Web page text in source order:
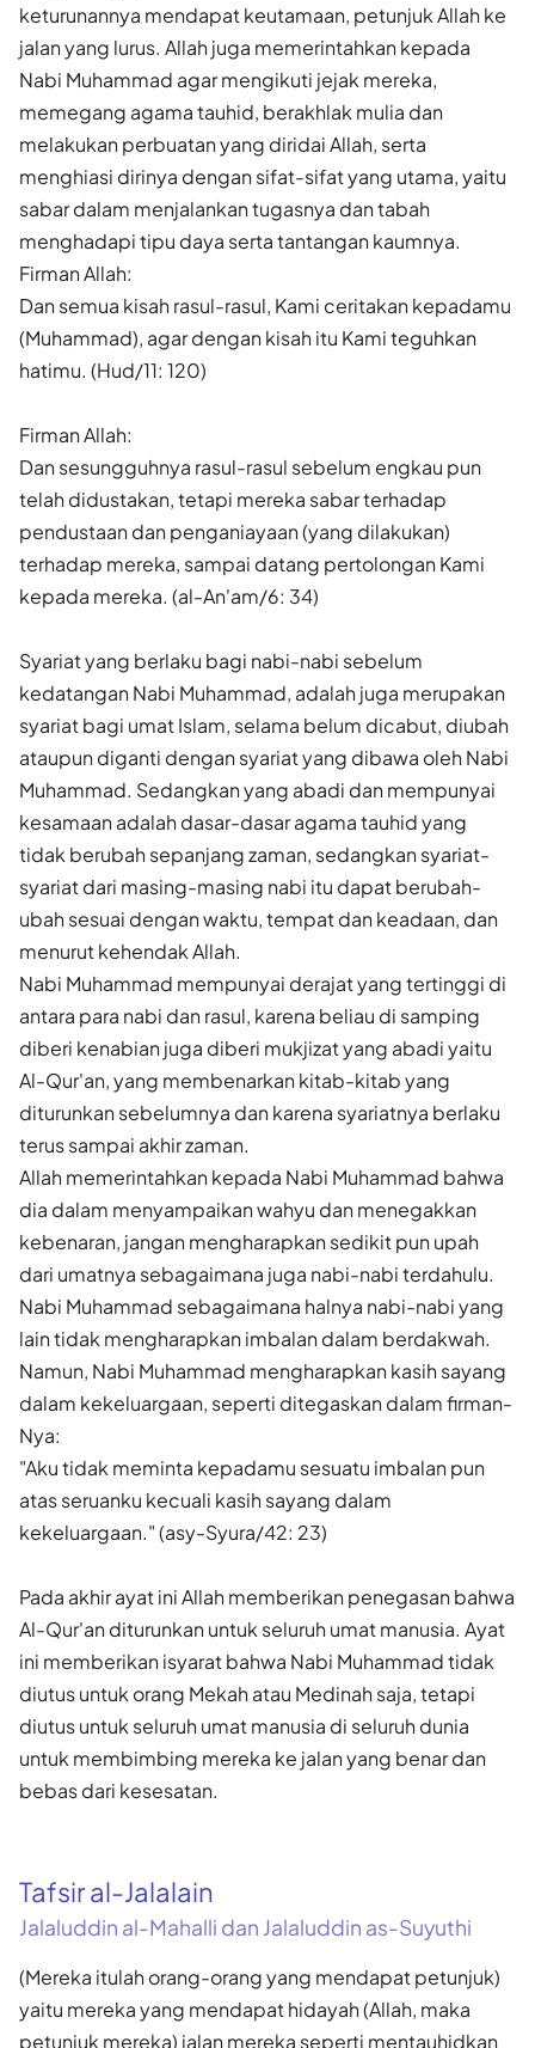
keturunannya mendapat keutamaan, petunjuk Allah ke
jalan yang lurus. Allah juga memerintahkan kepada
Nabi Muhammad agar mengikuti jejak mereka,
memegang agama tauhid, berakhlak mulia dan
melakukan perbuatan yang diridai Allah, serta
menghiasi dirinya dengan sifat-sifat yang utama, yaitu
sabar dalam menjalankan tugasnya dan tabah
menghadapi tipu daya serta tantangan kaumnya.
Firman Allah:
Dan semua kisah rasul-rasul, Kami ceritakan kepadamu
(Muhammad), agar dengan kisah itu Kami teguhkan
hatimu. (Hud/11: 120)
Firman Allah:
Dan sesungguhnya rasul-rasul sebelum engkau pun
telah didustakan, tetapi mereka sabar terhadap
pendustaan dan penganiayaan (yang dilakukan)
terhadap mereka, sampai datang pertolongan Kami
kepada mereka. (al-An'am/6: 34)
Syariat yang berlaku bagi nabi-nabi sebelum
kedatangan Nabi Muhammad, adalah juga merupakan
syariat bagi umat Islam, selama belum dicabut, diubah
ataupun diganti dengan syariat yang dibawa oleh Nabi
Muhammad. Sedangkan yang abadi dan mempunyai
kesamaan adalah dasar-dasar agama tauhid yang
tidak berubah sepanjang zaman, sedangkan syariat-
syariat dari masing-masing nabi itu dapat berubah-
ubah sesuai dengan waktu, tempat dan keadaan, dan
menurut kehendak Allah.
Nabi Muhammad mempunyai derajat yang tertinggi di
antara para nabi dan rasul, karena beliau di samping
diberi kenabian juga diberi mukjizat yang abadi yaitu
Al-Qur'an, yang membenarkan kitab-kitab yang
diturunkan sebelumnya dan karena syariatnya berlaku
terus sampai akhir zaman.
Allah memerintahkan kepada Nabi Muhammad bahwa
dia dalam menyampaikan wahyu dan menegakkan
kebenaran, jangan mengharapkan sedikit pun upah
dari umatnya sebagaimana juga nabi-nabi terdahulu.
Nabi Muhammad sebagaimana halnya nabi-nabi yang
lain tidak mengharapkan imbalan dalam berdakwah.
Namun, Nabi Muhammad mengharapkan kasih sayang
dalam kekeluargaan, seperti ditegaskan dalam firman-
Nya:
"Aku tidak meminta kepadamu sesuatu imbalan pun
atas seruanku kecuali kasih sayang dalam
kekeluargaan." (asy-Syura/42: 23)
Pada akhir ayat ini Allah memberikan penegasan bahwa
Al-Qur'an diturunkan untuk seluruh umat manusia. Ayat
ini memberikan isyarat bahwa Nabi Muhammad tidak
diutus untuk orang Mekah atau Medinah saja, tetapi
diutus untuk seluruh umat manusia di seluruh dunia
untuk membimbing mereka ke jalan yang benar dan
bebas dari kesesatan.
Tafsir al-Jalalain
Jalaluddin al-Mahalli dan Jalaluddin as-Suyuthi
(Mereka itulah orang-orang yang mendapat petunjuk)
yaitu mereka yang mendapat hidayah (Allah, maka
petunjuk mereka) jalan mereka seperti mentauhidkan